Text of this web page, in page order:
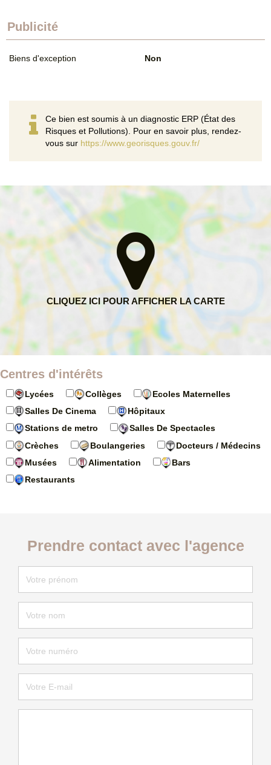
Publicité
Biens d'exception Non
Ce bien est soumis à un diagnostic ERP (État des
Risques et Pollutions). Pour en savoir plus, rendez-
vous sur https://www.georisques.gouv.fr/
Centres d'intérêts
Lycées Collèges
Ecoles Maternelles
Salles De Cinema
Hôpitaux
Stations de metro
Salles De Spectacles
Crèches
Boulangeries
Docteurs / Médecins
Musées
Alimentation
Bars
Restaurants
Prendre contact avec l'agence